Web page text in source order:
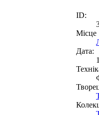
ID:
Місце
Дата: